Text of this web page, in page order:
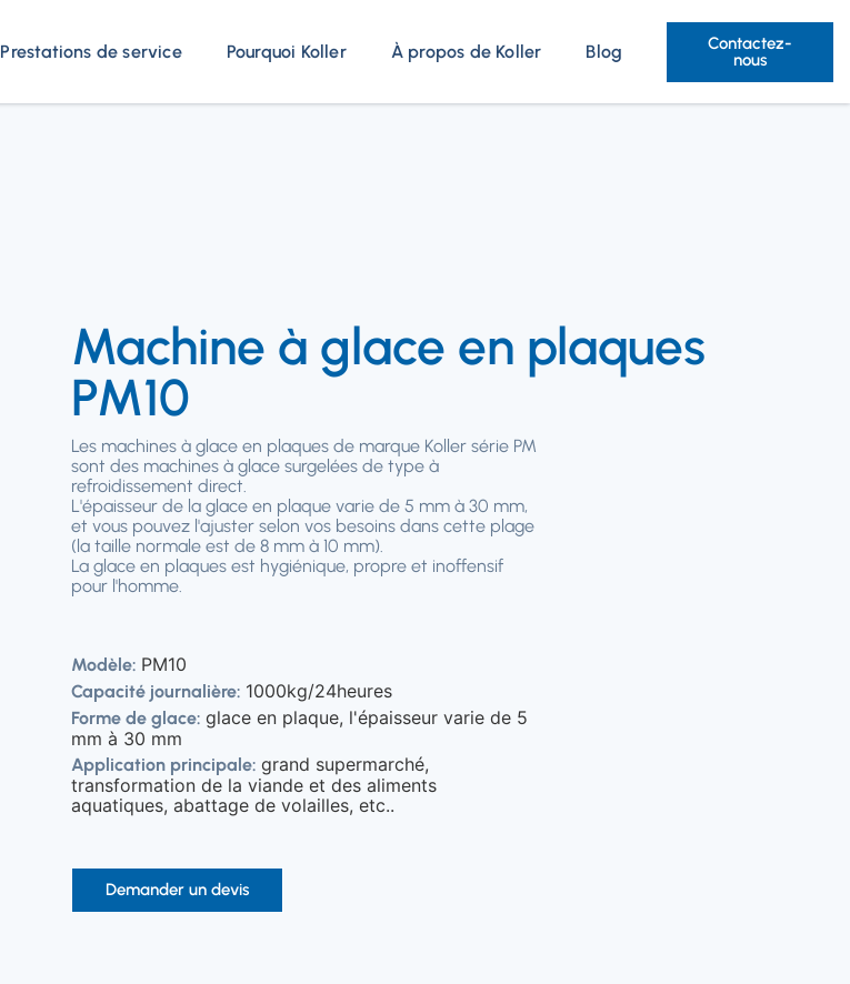
Prestations de service Pourquoi Koller À propos de Koller Blog
Contactez-
nous
Machine à glace en plaques
PM10
Les machines à glace en plaques de marque Koller série PM
sont des machines à glace surgelées de type à
refroidissement direct.
L'épaisseur de la glace en plaque varie de 5 mm à 30 mm,
et vous pouvez l'ajuster selon vos besoins dans cette plage
(la taille normale est de 8 mm à 10 mm).
La glace en plaques est hygiénique, propre et inoffensif
pour l'homme.
Modèle: PM10
Capacité journalière: 1000kg/24heures
Forme de glace:glace en plaque, l'épaisseur varie de 5
mm à 30 mm
Application principale:grand supermarché,
transformation de la viande et des aliments
aquatiques, abattage de volailles, etc..
Demander un devis